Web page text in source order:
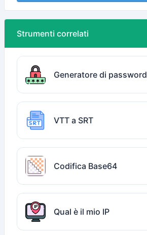
Strumenti correlati
Generatore di password
VTT a SRT
Codifica Base64
Qual è il mio IP